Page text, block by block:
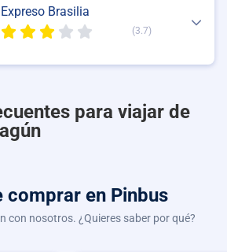
Expreso Brasilia
(3.7)
para viajar de
comprar en Pinbus
con nosotros. ¿Quieres saber por qué?